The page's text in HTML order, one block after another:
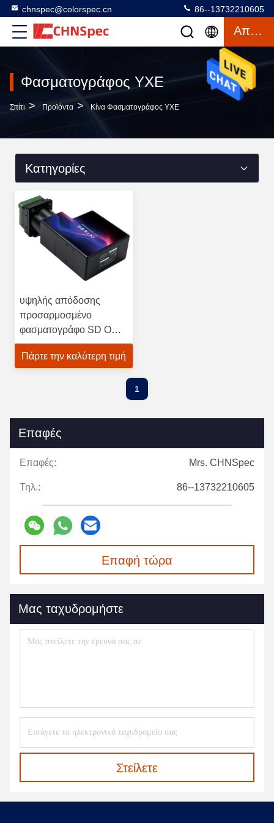
chnspec@colorspec.cn 86--13732210605
Απόσπασμα
Φασματογράφος ΥΧΕ
Σπίτι > Προϊόντα > Κίνα Φασματογράφος ΥΧΕ
Κατηγορίες
υψηλής απόδοσης
προσαρμοσμένο
φασματογράφο SD OCT
CP800-840C σειράς για
την έρευνα
Πάρτε την καλύτερη τιμή
1
Επαφές
Επαφές: Mrs. CHNSpec
Τηλ.: 86--13732210605
Επαφή τώρα
Μας ταχυδρομήστε
Στείλετε